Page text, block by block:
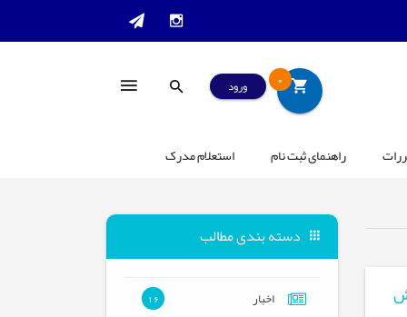
0 ورود
راهنمای ثبت نام استعلام مدرک
دسته بندی مطالب
اخبار 16